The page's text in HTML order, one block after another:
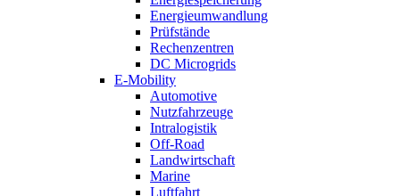
Energieumwandlung
Prüfstände
Rechenzentren
DC Microgrids
E-Mobility
Automotive
Nutzfahrzeuge
Intralogistik
Off-Road
Landwirtschaft
Marine
Luftfahrt